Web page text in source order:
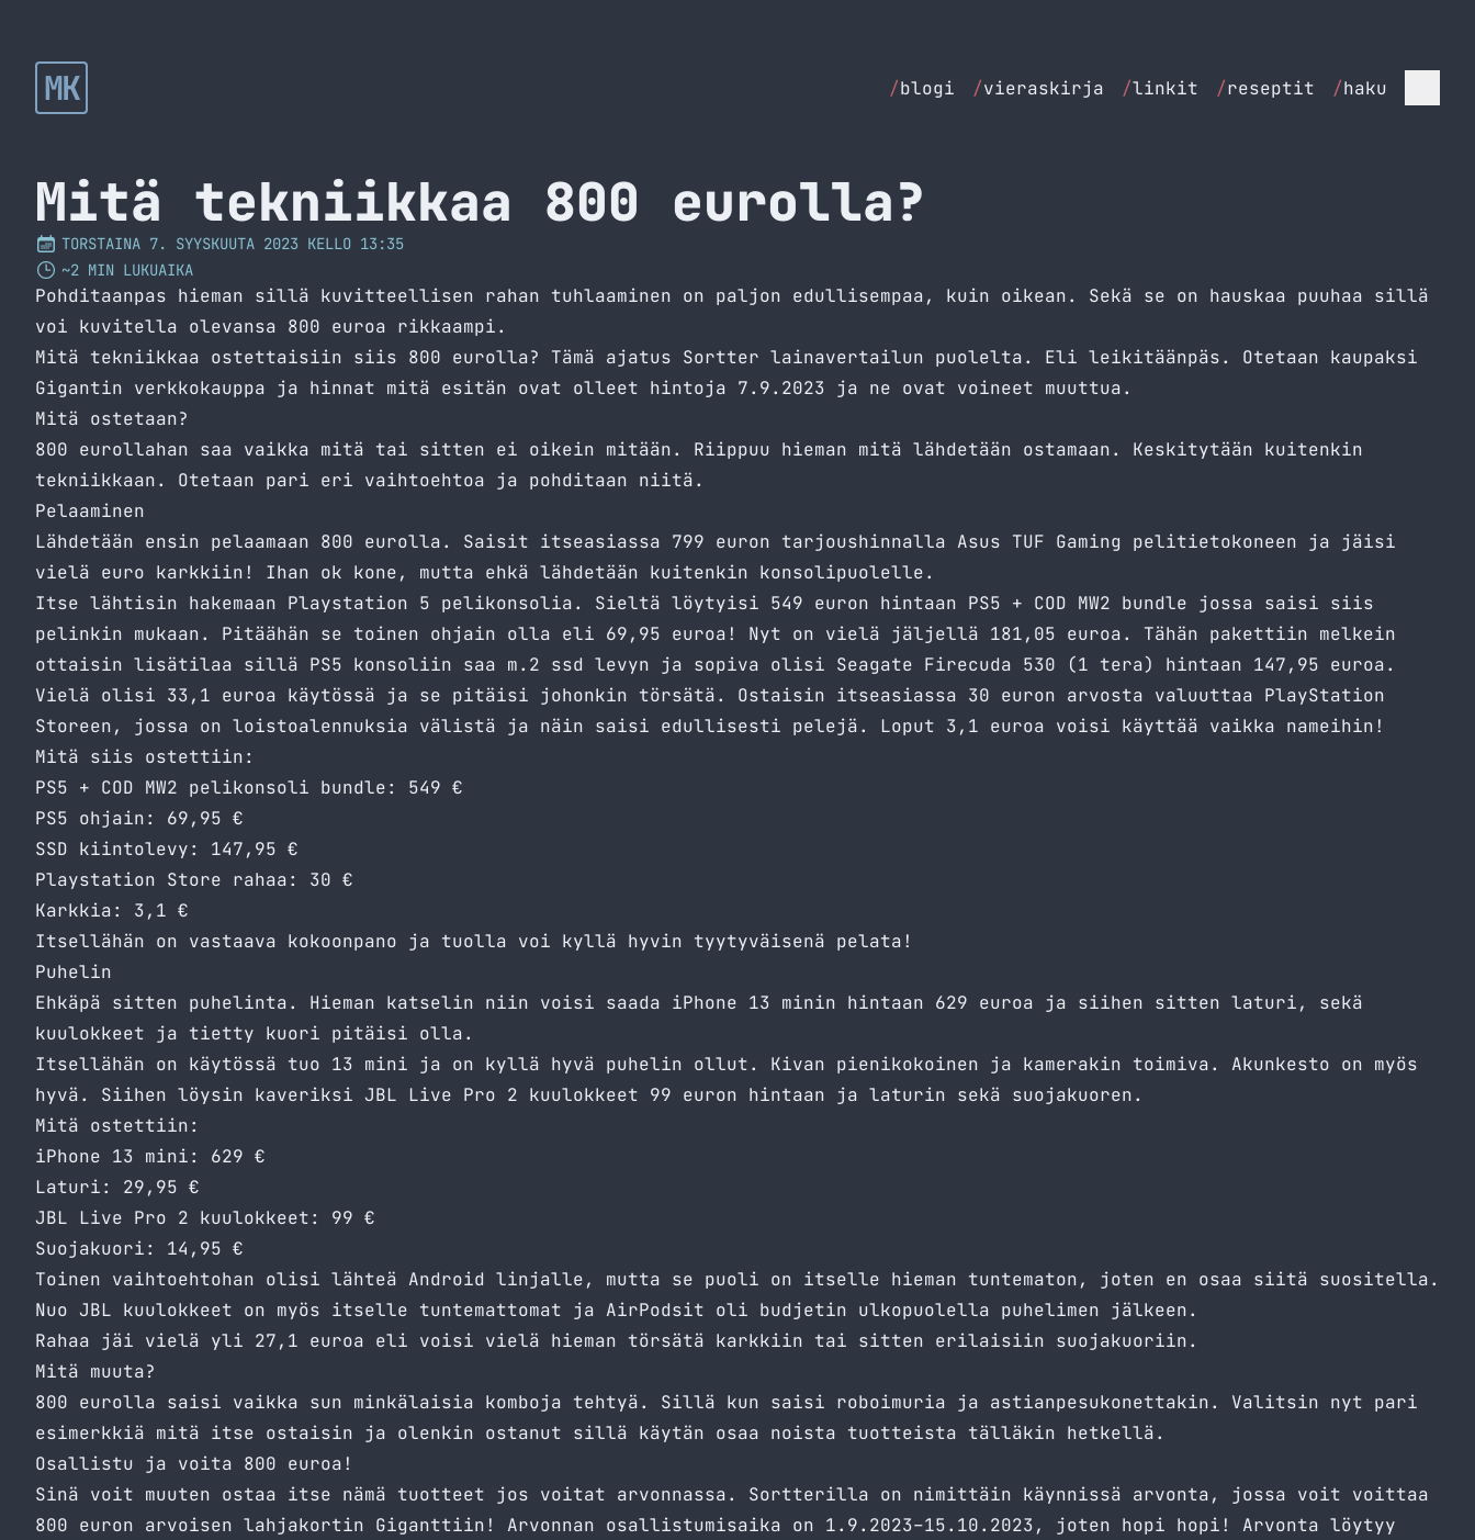
MK /blogi /vieraskirja /linkit /reseptit /haku
Mitä tekniikkaa 800 eurolla?
TORSTAINA 7. SYYSKUUTA 2023 KELLO 13:35
~2 MIN LUKUAIKA
Pohditaanpas hieman sillä kuvitteellisen rahan tuhlaaminen on paljon edullisempaa, kuin oikean. Sekä se on hauskaa puuhaa sillä
voi kuvitella olevansa 800 euroa rikkaampi.
Mitä tekniikkaa ostettaisiin siis 800 eurolla? Tämä ajatus Sortter lainavertailun puolelta. Eli leikitäänpäs. Otetaan kaupaksi
Gigantin verkkokauppa ja hinnat mitä esitän ovat olleet hintoja 7.9.2023 ja ne ovat voineet muuttua.
Mitä ostetaan?
800 eurollahan saa vaikka mitä tai sitten ei oikein mitään. Riippuu hieman mitä lähdetään ostamaan. Keskitytään kuitenkin
tekniikkaan. Otetaan pari eri vaihtoehtoa ja pohditaan niitä.
Pelaaminen
Lähdetään ensin pelaamaan 800 eurolla. Saisit itseasiassa 799 euron tarjoushinnalla Asus TUF Gaming pelitietokoneen ja jäisi
vielä euro karkkiin! Ihan ok kone, mutta ehkä lähdetään kuitenkin konsolipuolelle.
Itse lähtisin hakemaan Playstation 5 pelikonsolia. Sieltä löytyisi 549 euron hintaan PS5 + COD MW2 bundle jossa saisi siis
pelinkin mukaan. Pitäähän se toinen ohjain olla eli 69,95 euroa! Nyt on vielä jäljellä 181,05 euroa. Tähän pakettiin melkein
ottaisin lisätilaa sillä PS5 konsoliin saa m.2 ssd levyn ja sopiva olisi Seagate Firecuda 530 (1 tera) hintaan 147,95 euroa.
Vielä olisi 33,1 euroa käytössä ja se pitäisi johonkin törsätä. Ostaisin itseasiassa 30 euron arvosta valuuttaa PlayStation
Storeen, jossa on loistoalennuksia välistä ja näin saisi edullisesti pelejä. Loput 3,1 euroa voisi käyttää vaikka nameihin!
Mitä siis ostettiin:
PS5 + COD MW2 pelikonsoli bundle: 549 €
PS5 ohjain: 69,95 €
SSD kiintolevy: 147,95 €
Playstation Store rahaa: 30 €
Karkkia: 3,1 €
Itsellähän on vastaava kokoonpano ja tuolla voi kyllä hyvin tyytyväisenä pelata!
Puhelin
Ehkäpä sitten puhelinta. Hieman katselin niin voisi saada iPhone 13 minin hintaan 629 euroa ja siihen sitten laturi, sekä
kuulokkeet ja tietty kuori pitäisi olla.
Itsellähän on käytössä tuo 13 mini ja on kyllä hyvä puhelin ollut. Kivan pienikokoinen ja kamerakin toimiva. Akunkesto on myös
hyvä. Siihen löysin kaveriksi JBL Live Pro 2 kuulokkeet 99 euron hintaan ja laturin sekä suojakuoren.
Mitä ostettiin:
iPhone 13 mini: 629 €
Laturi: 29,95 €
JBL Live Pro 2 kuulokkeet: 99 €
Suojakuori: 14,95 €
Toinen vaihtoehtohan olisi lähteä Android linjalle, mutta se puoli on itselle hieman tuntematon, joten en osaa siitä suositella.
Nuo JBL kuulokkeet on myös itselle tuntemattomat ja AirPodsit oli budjetin ulkopuolella puhelimen jälkeen.
Rahaa jäi vielä yli 27,1 euroa eli voisi vielä hieman törsätä karkkiin tai sitten erilaisiin suojakuoriin.
Mitä muuta?
800 eurolla saisi vaikka sun minkälaisia komboja tehtyä. Sillä kun saisi roboimuria ja astianpesukonettakin. Valitsin nyt pari
esimerkkiä mitä itse ostaisin ja olenkin ostanut sillä käytän osaa noista tuotteista tälläkin hetkellä.
Osallistu ja voita 800 euroa!
Sinä voit muuten ostaa itse nämä tuotteet jos voitat arvonnassa. Sortterilla on nimittäin käynnissä arvonta, jossa voit voittaa
800 euron arvoisen lahjakortin Giganttiin! Arvonnan osallistumisaika on 1.9.2023–15.10.2023, joten hopi hopi! Arvonta löytyy